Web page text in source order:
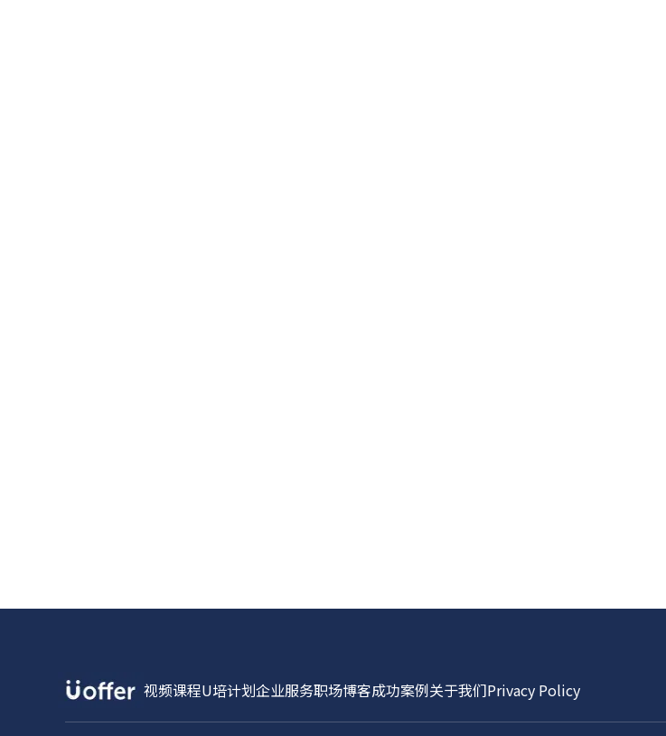
视频课程U培计划企业服务职场博客成功案例关于我们Privacy Policy